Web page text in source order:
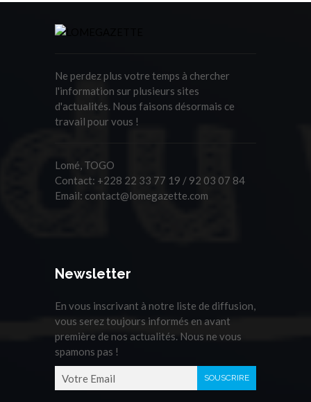
Ne perdez plus votre temps à chercher
l'information sur plusieurs sites
d'actualités. Nous faisons désormais ce
travail pour vous !
Lomé, TOGO
Contact: +228 22 33 77 19 / 92 03 07 84
Email: contact@lomegazette.com
Newsletter
En vous inscrivant à notre liste de diffusion,
vous serez toujours informés en avant
première de nos actualités. Nous ne vous
spamons pas !